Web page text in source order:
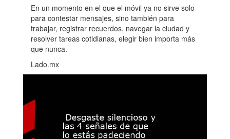
En un momento en el que el móvil ya no sirve solo
para contestar mensajes, sino también para
trabajar, registrar recuerdos, navegar la ciudad y
resolver tareas cotidianas, elegir bien importa más
que nunca.
Lado.mx